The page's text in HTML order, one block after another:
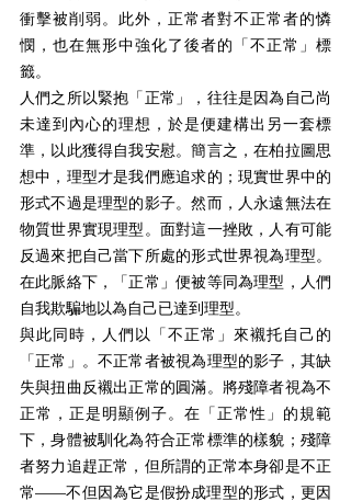
衝擊被削弱。此外，正常者對不正常者的憐
憫，也在無形中強化了後者的「不正常」標
籤。
人們之所以緊抱「正常」，往往是因為自己尚
未達到內心的理想，於是便建構出另一套標
準，以此獲得自我安慰。簡言之，在柏拉圖思
想中，理型才是我們應追求的；現實世界中的
形式不過是理型的影子。然而，人永遠無法在
物質世界實現理型。面對這一挫敗，人有可能
反過來把自己當下所處的形式世界視為理型。
在此脈絡下，「正常」便被等同為理型，人們
自我欺騙地以為自己已達到理型。
與此同時，人們以「不正常」來襯托自己的
「正常」。不正常者被視為理型的影子，其缺
失與扭曲反襯出正常的圓滿。將殘障者視為不
正常，正是明顯例子。在「正常性」的規範
下，身體被馴化為符合正常標準的樣貌；殘障
者努力追趕正常，但所謂的正常本身卻是不正
常——不但因為它是假扮成理型的形式，更因